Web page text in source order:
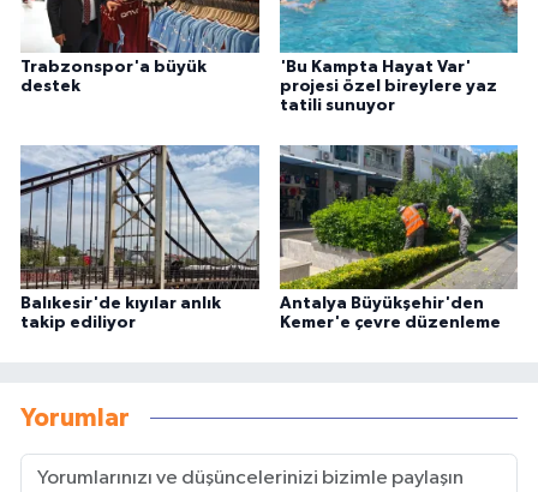
Trabzonspor'a büyük
destek
'Bu Kampta Hayat Var'
projesi özel bireylere yaz
tatili sunuyor
Balıkesir'de kıyılar anlık
takip ediliyor
Antalya Büyükşehir'den
Kemer'e çevre düzenleme
Yorumlar